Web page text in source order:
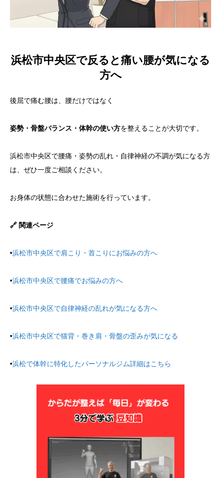
浜松市中央区で反ると痛い腰が気になる
方へ
後屈で痛む腰は、腰だけではなく
姿勢・骨盤バランス・体幹の使い方を整えることが大切です。
浜松市中央区で腰痛・姿勢の乱れ・自律神経の不調が気になる方
は、ぜひ一度ご相談ください。
お身体の状態に合わせた施術を行っています。
🔗 関連ページ
•浜松市中央区で肩こり・首こりにお悩みの方へ
•浜松市中央区で腰痛でお悩みの方へ
•浜松市中央区で自律神経の乱れが気になる方へ
•浜松市中央区で猫背・巻き肩・骨盤の歪みが気になる
•浜松で体幹に特化したパーソナルジム詳細はこちら